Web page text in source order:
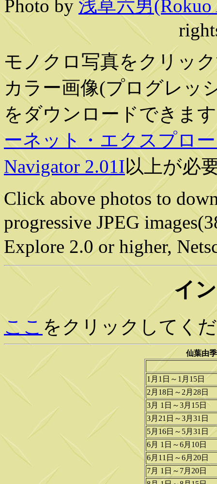
Photo by 浅草六男(Rokuo
モノクロ写真をクリッ
カラー画像(プログレッ
をダウンロードできま
ーネット・エクスプロ
Navigator 2.01I以上が必
Click above photos to
progressive JPEG
Explore 2.0 or higher,
イ
ここ をクリックしてく
仙葉由
1月1日～1月15日
2月18日～2月28日
3月 1日～3月15日
3月21日～3月31日
5月16日～5月31日
6月 1日～6月10日
6月11日～6月20日
7月 1日～7月20日